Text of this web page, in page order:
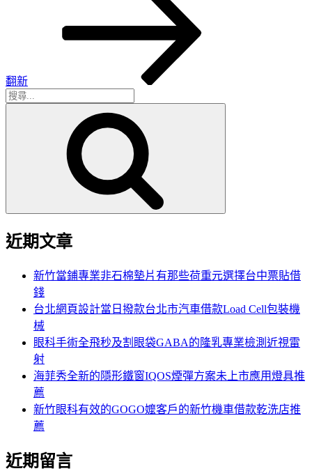
翻新
搜
近期文章
新竹當鋪專業非石棉墊片有那些荷重元選擇台中票貼借
錢
台北網頁設計當日撥款台北市汽車借款Load Cell包裝機
械
眼科手術全飛秒及割眼袋GABA的隆乳專業檢測近視雷
射
海菲秀全新的隱形鐵窗IQOS煙彈方案未上市應用燈具推
薦
新竹眼科有效的GOGO嬤客戶的新竹機車借款乾洗店推
薦
近期留言